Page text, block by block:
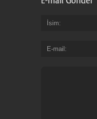
İsim
E-mail